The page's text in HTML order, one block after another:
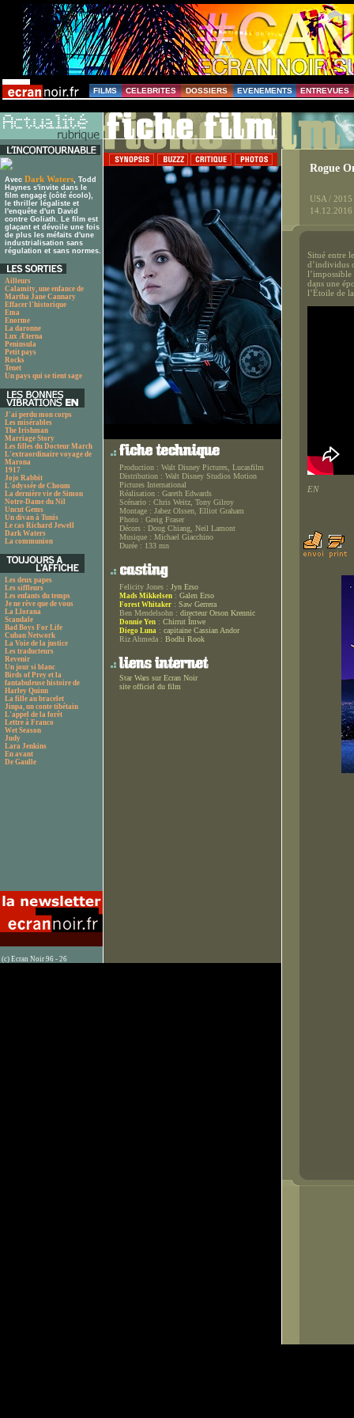
FILMS CELEBRITES DOSSIERS EVENEMENTS ENTREVUES
Avec Dark Waters, Todd
Haynes s'invite dans le
film engagé (côté écolo),
le thriller légaliste et
l'enquête d'un David
contre Goliath. Le film est
glaçant et dévoile une fois
de plus les méfaits d'une
industrialisation sans
régulation et sans normes.
Ailleurs
Calamity, une enfance de
Martha Jane Cannary
Effacer l'historique
Ema
Enorme
La daronne
Lux Æterna
Peninsula
Petit pays
Rocks
Tenet
Un pays qui se tient sage
J'ai perdu mon corps
Les misérables
The Irishman
Marriage Story
Les filles du Docteur March
L'extraordinaire voyage de
Marona
1917
Jojo Rabbit
L'odyssée de Choum
La dernière vie de Simon
Notre-Dame du Nil
Uncut Gems
Un divan à Tunis
Le cas Richard Jewell
Dark Waters
La communion
Les deux papes
Les siffleurs
Les enfants du temps
Je ne rêve que de vous
La Llorana
Scandale
Bad Boys For Life
Cuban Network
La Voie de la justice
Les traducteurs
Revenir
Un jour si blanc
Birds of Prey et la
fantabuleuse histoire de
Harley Quinn
La fille au bracelet
Jinpa, un conte tibétain
L'appel de la forêt
Lettre à Franco
Wet Season
Judy
Lara Jenkins
En avant
De Gaulle
(c) Ecran Noir 96 - 26
Production : Walt Disney Pictures, Lucasfilm
Distribution : Walt Disney Studios Motion
Pictures International
Réalisation : Gareth Edwards
Scénario : Chris Weitz, Tony Gilroy
Montage : Jabez Olssen, Elliot Graham
Photo : Greig Fraser
Décors : Doug Chiang, Neil Lamont
Musique : Michael Giacchino
Durée : 133 mn
Felicity Jones : Jyn Erso
Mads Mikkelsen : Galen Erso
Forest Whitaker : Saw Gerrera
Ben Mendelsohn : directeur Orson Krennic
Donnie Yen : Chirrut Îmwe
Diego Luna : capitaine Cassian Andor
Riz Ahmeda : Bodhi Rook
Star Wars sur Ecran Noir
site officiel du film
Rogue
USA / 2015
14.12.2016
Situé entre
d’individus
dans une
l’Étoile de
EN